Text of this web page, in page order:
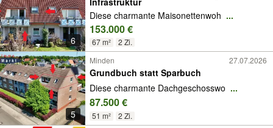
6
Diese charmante Maisonettenwoh ...
153.000 €
67 m² 2 Zi.
5
Minden 27.07.2026
Grundbuch statt Sparbuch
Diese charmante Dachgeschosswo ...
87.500 €
51 m²
2 Zi.